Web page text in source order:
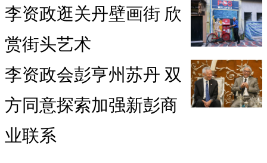
李资政逛关丹壁画街 欣
赏街头艺术
李资政会彭亨州苏丹 双
方同意探索加强新彭商
业联系